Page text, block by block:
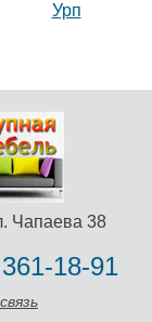
«Карамель»
Стол Идрис керамика
черный камень
Цена: 72675 руб.
Урп
Чапаева 38
18-91